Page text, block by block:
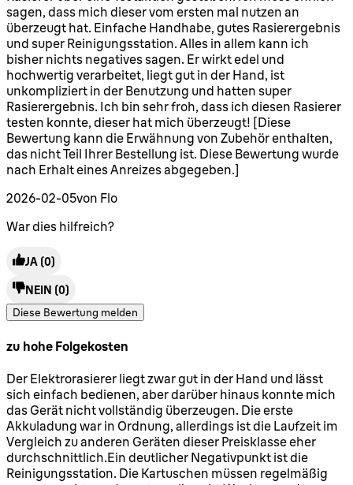
sagen, dass mich dieser vom ersten mal nutzen an
überzeugt hat. Einfache Handhabe, gutes Rasierergebnis
und super Reinigungsstation. Alles in allem kann ich
bisher nichts negatives sagen. Er wirkt edel und
hochwertig verarbeitet, liegt gut in der Hand, ist
unkompliziert in der Benutzung und hatten super
Rasierergebnis. Ich bin sehr froh, dass ich diesen Rasierer
testen konnte, dieser hat mich überzeugt! [Diese
Bewertung kann die Erwähnung von Zubehör enthalten,
das nicht Teil Ihrer Bestellung ist. Diese Bewertung wurde
nach Erhalt eines Anreizes abgegeben.]
2026-02-05von Flo
War dies hilfreich?
JA (0)
NEIN (0)
Diese Bewertung melden
zu hohe Folgekosten
2 Sterne von maximal 5
Der Elektrorasierer liegt zwar gut in der Hand und lässt
sich einfach bedienen, aber darüber hinaus konnte mich
das Gerät nicht vollständig überzeugen. Die erste
Akkuladung war in Ordnung, allerdings ist die Laufzeit im
Vergleich zu anderen Geräten dieser Preisklasse eher
durchschnittlich.Ein deutlicher Negativpunkt ist die
Reinigungsstation. Die Kartuschen müssen regelmäßig